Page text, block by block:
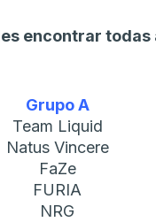
encontrar
Grupo A
Team Liquid
Natus Vincere
FaZe
FURIA
NRG